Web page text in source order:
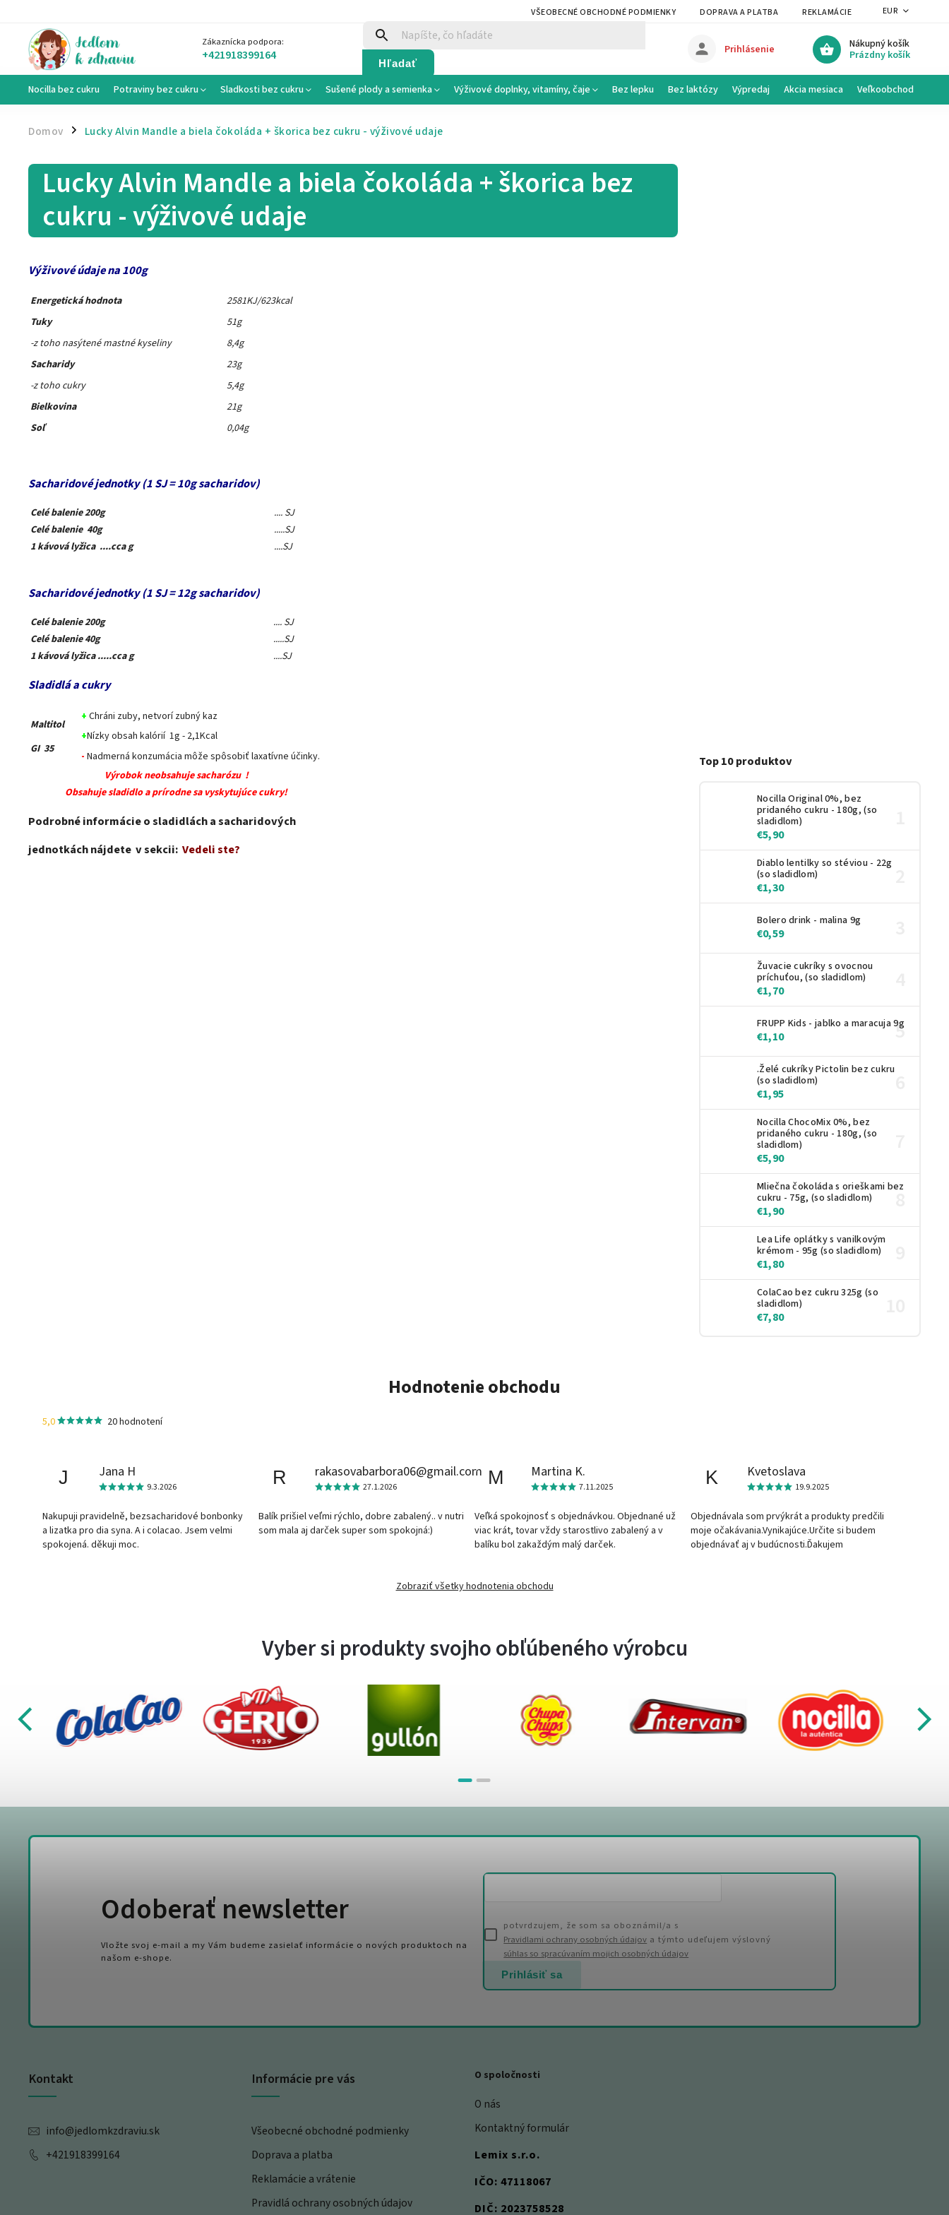
VŠEOBECNÉ OBCHODNÉ PODMIENKY DOPRAVA A PLATBA REKLAMÁCIE A VRÁTENIE
EUR
Zákaznícka podpora:
+421918399164 Hľadať
Nákupný košík
Prázdny košík
Prihlásenie
Nocilla bez cukru Potraviny bez cukru Sladkosti bez cukru Sušené plody a semienka Výživové doplnky, vitamíny, čaje Bez lepku Bez laktózy Výpredaj Akcia mesiaca Veľkoobchod
Domov / Lucky Alvin Mandle a biela čokoláda + škorica bez cukru - výživové udaje
Top 10 produktov
Nocilla Original 0%, bez
pridaného cukru - 180g, (so
sladidlom)
€5,90
Diablo lentilky so stéviou - 22g
(so sladidlom)
€1,30
Bolero drink - malina 9g
€0,59
Žuvacie cukríky s ovocnou
príchuťou, (so sladidlom)
€1,70
FRUPP Kids - jablko a maracuja 9g
€1,10
.Želé cukríky Pictolin bez cukru
(so sladidlom)
€1,95
Nocilla ChocoMix 0%, bez
pridaného cukru - 180g, (so
sladidlom)
€5,90
Mliečna čokoláda s orieškami bez
cukru - 75g, (so sladidlom)
€1,90
Lea Life oplátky s vanilkovým
krémom - 95g (so sladidlom)
€1,80
ColaCao bez cukru 325g (so
sladidlom)
€7,80
Lucky Alvin Mandle a biela čokoláda + škorica bez
cukru - výživové udaje
Výživové údaje na 100g
Energetická hodnota
2581KJ/623kcal
Tuky
51g
-z toho nasýtené mastné kyseliny
8,4g
Sacharidy
23g
-z toho cukry
5,4g
Bielkovina
21g
Soľ
0,04g
Sacharidové jednotky (1 SJ = 10g sacharidov)
Celé balenie 200g
.... SJ
Celé balenie 40g
.....SJ
1 kávová lyžica ....cca g
....SJ
Sacharidové jednotky (1 SJ = 12g sacharidov)
Celé balenie 200g
.... SJ
Celé balenie 40g
.....SJ
1 kávová lyžica .....cca g
....SJ
Sladidlá a cukry
Maltitol
GI 35
+ Chráni zuby, netvorí zubný kaz
+Nízky obsah kalórií 1g - 2,1Kcal
- Nadmerná konzumácia môže spôsobiť laxatívne účinky.
Výrobok neobsahuje sacharózu !
Obsahuje sladidlo a prírodne sa vyskytujúce cukry!
Podrobné informácie o sladidlách a sacharidových
jednotkách nájdete v sekcii: Vedeli ste?
Hodnotenie obchodu
5,0 20 hodnotení
J Jana H
9.3.2026
Nakupuji pravidelně, bezsacharidové bonbonky
a lizatka pro dia syna. A i colacao. Jsem velmi
spokojená. děkuji moc.
R rakasovabarbora06@gmail.com
27.1.2026
Balík prišiel veľmi rýchlo, dobre zabalený.. v nutri
som mala aj darček super som spokojná:)
M Martina K.
7.11.2025
Veľká spokojnosť s objednávkou. Objednané už
viac krát, tovar vždy starostlivo zabalený a v
balíku bol zakaždým malý darček.
K Kvetoslava
19.9.2025
Objednávala som prvýkrát a produkty predčili
moje očakávania.Vynikajúce.Určite si budem
objednávať aj v budúcnosti.Ďakujem
Zobraziť všetky hodnotenia obchodu
Vyber si produkty svojho obľúbeného výrobcu
Kontakt
info@jedlomkzdraviu.sk
+421918399164
Informácie pre vás
Všeobecné obchodné podmienky
Doprava a platba
Reklamácie a vrátenie
Pravidlá ochrany osobných údajov
O spoločnosti
O nás
Kontaktný formulár
Lemix s.r.o.
IČO: 47118067
DIČ: 2023758528
Odoberať newsletter
Vložte svoj e-mail a my Vám budeme zasielať informácie o nových produktoch na
našom e-shope.
potvrdzujem, že som sa oboznámil/a s
Pravidlami ochrany osobných údajov a týmto udeľujem výslovný
súhlas so spracúvaním mojich osobných údajov
Prihlásiť sa